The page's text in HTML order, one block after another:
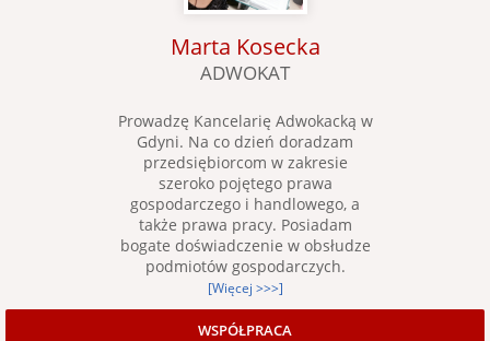
Marta Kosecka
ADWOKAT
Prowadzę Kancelarię Adwokacką w
Gdyni. Na co dzień doradzam
przedsiębiorcom w zakresie
szeroko pojętego prawa
gospodarczego i handlowego, a
także prawa pracy. Posiadam
bogate doświadczenie w obsłudze
podmiotów gospodarczych.
[Więcej >>>]
WSPÓŁPRACA